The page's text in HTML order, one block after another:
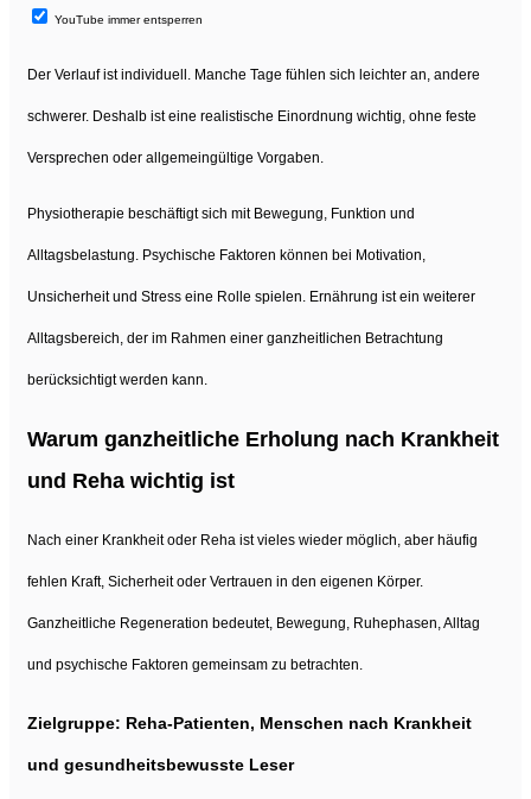
YouTube immer entsperren
Der Verlauf ist individuell. Manche Tage fühlen sich leichter an, andere
schwerer. Deshalb ist eine realistische Einordnung wichtig, ohne feste
Versprechen oder allgemeingültige Vorgaben.
Physiotherapie beschäftigt sich mit Bewegung, Funktion und
Alltagsbelastung. Psychische Faktoren können bei Motivation,
Unsicherheit und Stress eine Rolle spielen. Ernährung ist ein weiterer
Alltagsbereich, der im Rahmen einer ganzheitlichen Betrachtung
berücksichtigt werden kann.
Warum ganzheitliche Erholung nach Krankheit
und Reha wichtig ist
Nach einer Krankheit oder Reha ist vieles wieder möglich, aber häufig
fehlen Kraft, Sicherheit oder Vertrauen in den eigenen Körper.
Ganzheitliche Regeneration bedeutet, Bewegung, Ruhephasen, Alltag
und psychische Faktoren gemeinsam zu betrachten.
Zielgruppe: Reha-Patienten, Menschen nach Krankheit
und gesundheitsbewusste Leser